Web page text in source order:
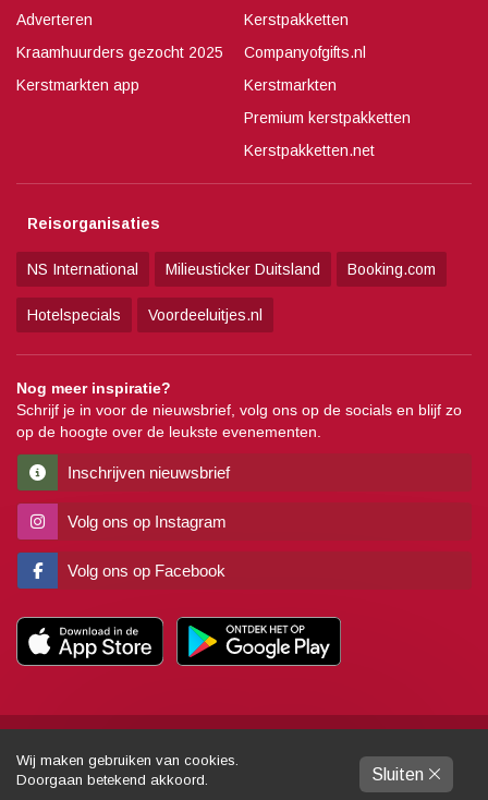
Wij maken gebruiken van cookies.
Doorgaan betekend akkoord.
Sluiten
Adverteren
Kraamhuurders gezocht 2025
Kerstmarkten app
Kerstpakketten
Companyofgifts.nl
Kerstmarkten
Premium kerstpakketten
Kerstpakketten.net
Reisorganisaties
NS International Milieusticker Duitsland Booking.com
Hotelspecials Voordeeluitjes.nl
Nog meer inspiratie?
Schrijf je in voor de nieuwsbrief, volg ons op de socials en blijf zo
op de hoogte over de leukste evenementen.
Inschrijven nieuwsbrief
Volg ons op Instagram
Volg ons op Facebook
Partners
Sitemap Colofon Dynamies